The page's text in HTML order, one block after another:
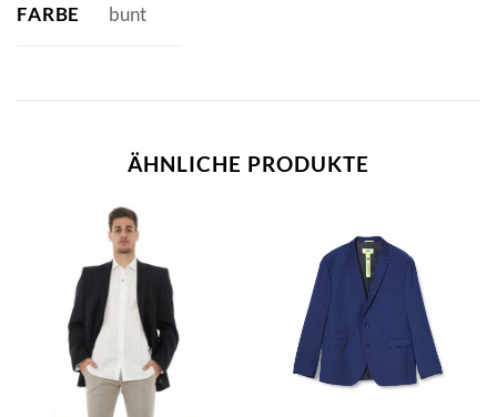
FARBE bunt
ÄHNLICHE PRODUKTE